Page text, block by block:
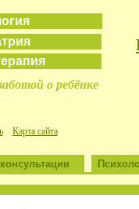
о ребёнке
Карта сайта